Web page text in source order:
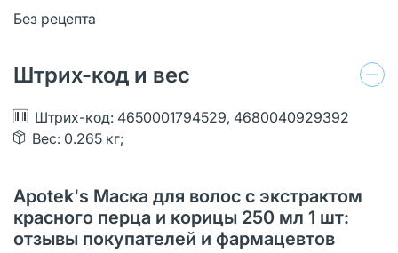
Без рецепта
Штрих-код и вес
Штрих-код: 4650001794529, 4680040929392
Вес: 0.265 кг;
Apotek's Маска для волос с экстрактом
красного перца и корицы 250 мл 1 шт:
отзывы покупателей и фармацевтов